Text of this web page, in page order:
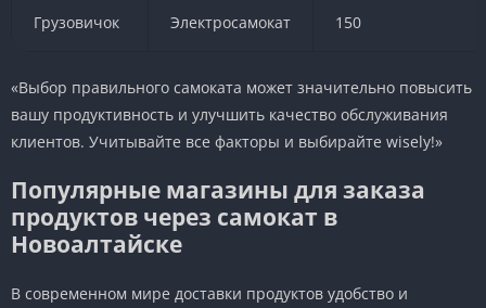
Грузовичок Электросамокат 150
«Выбор правильного самоката может значительно повысить
вашу продуктивность и улучшить качество обслуживания
клиентов. Учитывайте все факторы и выбирайте wisely!»
Популярные магазины для заказа
продуктов через самокат в
Новоалтайске
В современном мире доставки продуктов удобство и